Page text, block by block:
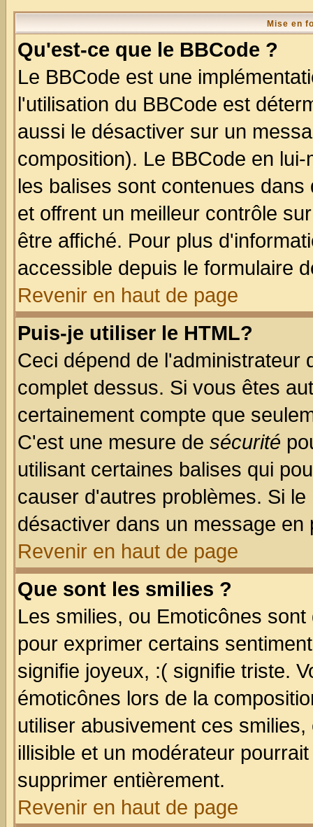
Mise en
Qu'est-ce que le BBCode ?
Le BBCode est une
l'utilisation du BBCode est
aussi le désactiver sur un
composition). Le BBCode en
les balises sont contenues
et offrent un meilleur contrôle
être affiché. Pour plus
accessible depuis le formulaire
Revenir en haut de page
Puis-je utiliser le HTML?
Ceci dépend de l'administrateur
complet dessus. Si vous êtes
certainement compte que
C'est une mesure de sécurité
utilisant certaines balises qui
causer d'autres problèmes. Si
désactiver dans un message
Revenir en haut de page
Que sont les smilies ?
Les smilies, ou Emoticônes
pour exprimer certains
signifie joyeux, :( signifie triste.
émoticônes lors de la
utiliser abusivement ces
illisible et un modérateur
supprimer entièrement.
Revenir en haut de page